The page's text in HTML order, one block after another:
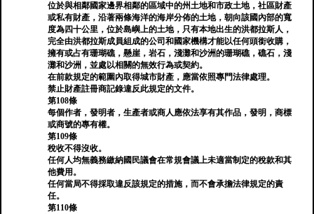
位於與相鄰國家邊界相鄰的區域中的州土地和市政土地，社區財產
或私有財產，沿著兩條海洋的海岸分佈的土地，朝向該國內部的寬
度為四十公里，位於島嶼上的土地，只有本地出生的洪都拉斯人，
完全由洪都拉斯成員組成的公司和國家機構才能以任何頭銜收購，
擁有或占有珊瑚礁，懸崖，岩石，淺灘和沙洲的珊瑚礁，礁石，淺
灘和沙洲，並處以相關的無效行為或契約。
在前款規定的範圍內取得城市財產，應當依照專門法律處理。
禁止財產註冊商記錄違反此規定的文件。
第108條
每個作者，發明者，生產者或商人應依法享有其作品，發明，商標
或商號的專有權。
第109條
稅收不得沒收。
任何人均無義務繳納國民議會在常規會議上未適當制定的稅款和其
他費用。
任何當局不得採取違反該規定的措施，而不會承擔法律規定的責
任。
第110條